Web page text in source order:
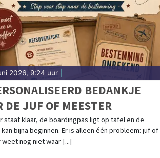
2026, 9:24 uur
BEDANKJE
DE JUF OF MEESTER
staat klaar, de boardingpas ligt op tafel en de
bijna beginnen. Er is alleen één probleem: juf of
nog niet waar [...]